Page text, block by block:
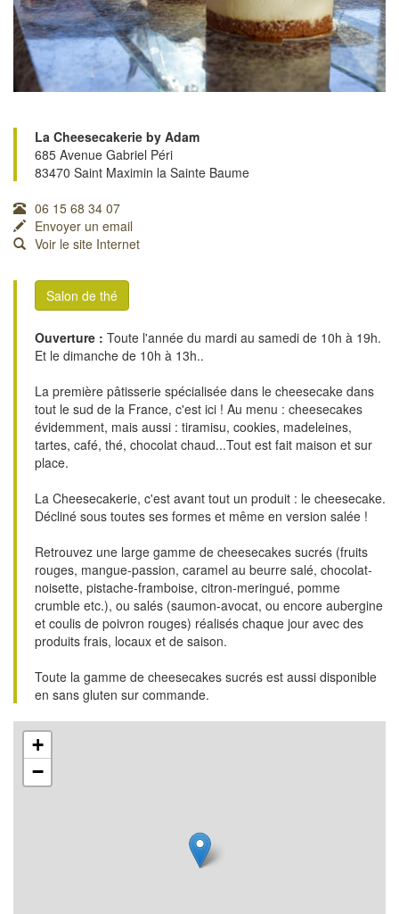
La Cheesecakerie by Adam
685 Avenue Gabriel Péri
83470 Saint Maximin la Sainte Baume
06 15 68 34 07
Envoyer un email
Voir le site Internet
Salon de thé
Ouverture : Toute l'année du mardi au samedi de 10h à 19h.
Et le dimanche de 10h à 13h..
La première pâtisserie spécialisée dans le cheesecake dans
tout le sud de la France, c'est ici ! Au menu : cheesecakes
évidemment, mais aussi : tiramisu, cookies, madeleines,
tartes, café, thé, chocolat chaud...Tout est fait maison et sur
place.
La Cheesecakerie, c'est avant tout un produit : le cheesecake.
Décliné sous toutes ses formes et même en version salée !
Retrouvez une large gamme de cheesecakes sucrés (fruits
rouges, mangue-passion, caramel au beurre salé, chocolat-
noisette, pistache-framboise, citron-meringué, pomme
crumble etc.), ou salés (saumon-avocat, ou encore aubergine
et coulis de poivron rouges) réalisés chaque jour avec des
produits frais, locaux et de saison.
Toute la gamme de cheesecakes sucrés est aussi disponible
en sans gluten sur commande.
+
−